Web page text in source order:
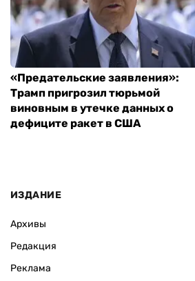
«Предательские заявления»:
Трамп пригрозил тюрьмой
виновным в утечке данных о
дефиците ракет в США
ИЗДАНИЕ
Архивы
Редакция
Реклама